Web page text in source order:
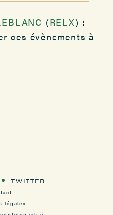
(RELX) :
ces évènements à
TWITTER
légales